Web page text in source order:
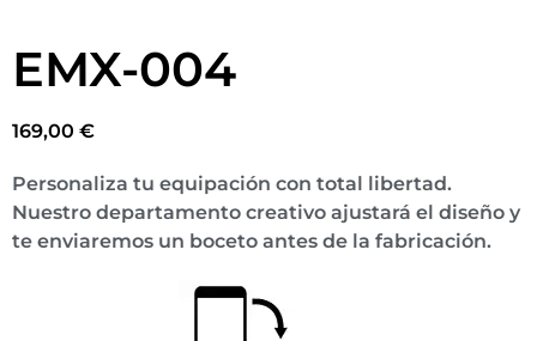
EMX-004
169,00 €
Personaliza tu equipación con total libertad.
Nuestro departamento creativo ajustará el diseño y
te enviaremos un boceto antes de la fabricación.